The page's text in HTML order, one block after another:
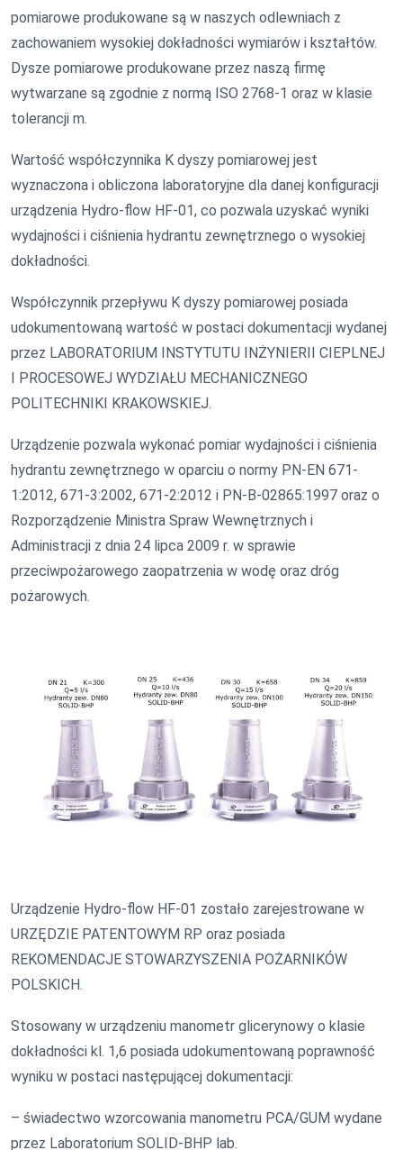
pomiarowe produkowane są w naszych odlewniach z
zachowaniem wysokiej dokładności wymiarów i kształtów.
Dysze pomiarowe produkowane przez naszą firmę
wytwarzane są zgodnie z normą ISO 2768-1 oraz w klasie
tolerancji m.
Wartość współczynnika K dyszy pomiarowej jest
wyznaczona i obliczona laboratoryjne dla danej konfiguracji
urządzenia Hydro-flow HF-01, co pozwala uzyskać wyniki
wydajności i ciśnienia hydrantu zewnętrznego o wysokiej
dokładności.
Współczynnik przepływu K dyszy pomiarowej posiada
udokumentowaną wartość w postaci dokumentacji wydanej
przez LABORATORIUM INSTYTUTU INŻYNIERII CIEPLNEJ
I PROCESOWEJ WYDZIAŁU MECHANICZNEGO
POLITECHNIKI KRAKOWSKIEJ.
Urządzenie pozwala wykonać pomiar wydajności i ciśnienia
hydrantu zewnętrznego w oparciu o normy PN-EN 671-
1:2012, 671-3:2002, 671-2:2012 i PN-B-02865:1997 oraz o
Rozporządzenie Ministra Spraw Wewnętrznych i
Administracji z dnia 24 lipca 2009 r. w sprawie
przeciwpożarowego zaopatrzenia w wodę oraz dróg
pożarowych.
Urządzenie Hydro-flow HF-01 zostało zarejestrowane w
URZĘDZIE PATENTOWYM RP oraz posiada
REKOMENDACJE STOWARZYSZENIA POŻARNIKÓW
POLSKICH.
Stosowany w urządzeniu manometr glicerynowy o klasie
dokładności kl. 1,6 posiada udokumentowaną poprawność
wyniku w postaci następującej dokumentacji:
– świadectwo wzorcowania manometru PCA/GUM wydane
przez Laboratorium SOLID-BHP lab.